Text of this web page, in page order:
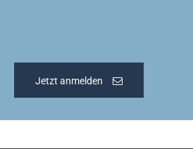
Jetzt anmelden